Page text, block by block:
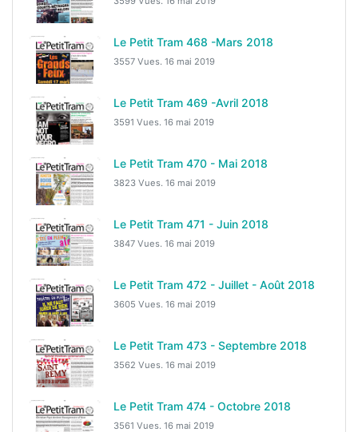
Le Petit Tram 468 -Mars 2018
3557 Vues. 16 mai 2019
Le Petit Tram 469 -Avril 2018
3591 Vues. 16 mai 2019
Le Petit Tram 470 - Mai 2018
3823 Vues. 16 mai 2019
Le Petit Tram 471 - Juin 2018
3847 Vues. 16 mai 2019
Le Petit Tram 472 - Juillet - Août 2018
3605 Vues. 16 mai 2019
Le Petit Tram 473 - Septembre 2018
3562 Vues. 16 mai 2019
Le Petit Tram 474 - Octobre 2018
3561 Vues. 16 mai 2019